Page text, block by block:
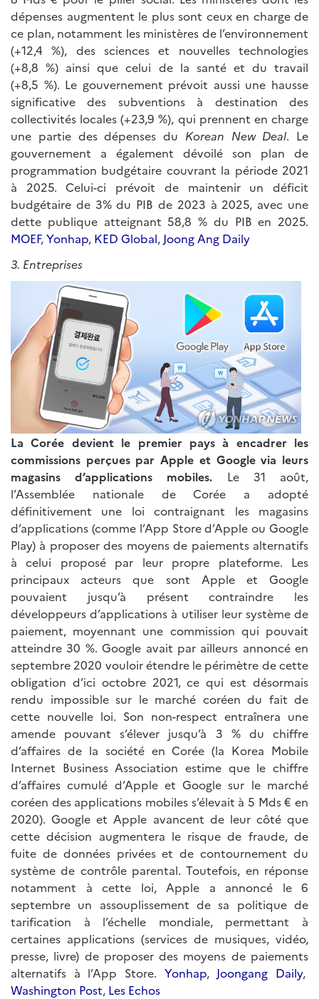
dépenses augmentent le plus sont ceux en charge de
ce plan, notamment les ministères de l’environnement
(+12,4 %), des sciences et nouvelles technologies
(+8,8 %) ainsi que celui de la santé et du travail
(+8,5 %). Le gouvernement prévoit aussi une hausse
significative des subventions à destination des
collectivités locales (+23,9 %), qui prennent en charge
une partie des dépenses du Korean New Deal. Le
gouvernement a également dévoilé son plan de
programmation budgétaire couvrant la période 2021
à 2025. Celui-ci prévoit de maintenir un déficit
budgétaire de 3% du PIB de 2023 à 2025, avec une
dette publique atteignant 58,8 % du PIB en 2025.
MOEF,Yonhap, KED Global, Joong Ang Daily
3. Entreprises
La Corée devient le premier pays à encadrer les
commissions perçues par Apple et Google via leurs
magasins d’applications mobiles. Le 31 août,
l’Assemblée nationale de Corée a adopté
définitivement une loi contraignant les magasins
d’applications (comme l’App Store d’Apple ou Google
Play) à proposer des moyens de paiements alternatifs
à celui proposé par leur propre plateforme. Les
principaux acteurs que sont Apple et Google
pouvaient jusqu’à présent contraindre les
développeurs d’applications à utiliser leur système de
paiement, moyennant une commission qui pouvait
atteindre 30 %. Google avait par ailleurs annoncé en
septembre 2020 vouloir étendre le périmètre de cette
obligation d’ici octobre 2021, ce qui est désormais
rendu impossible sur le marché coréen du fait de
cette nouvelle loi. Son non-respect entraînera une
amende pouvant s’élever jusqu’à 3 % du chiffre
d’affaires de la société en Corée (la Korea Mobile
Internet Business Association estime que le chiffre
d’affaires cumulé d’Apple et Google sur le marché
coréen des applications mobiles s’élevait à 5 Mds € en
2020). Google et Apple avancent de leur côté que
cette décision augmentera le risque de fraude, de
fuite de données privées et de contournement du
système de contrôle parental. Toutefois, en réponse
notamment à cette loi, Apple a annoncé le 6
septembre un assouplissement de sa politique de
tarification à l’échelle mondiale, permettant à
certaines applications (services de musiques, vidéo,
presse, livre) de proposer des moyens de paiements
alternatifs à l’App Store. Yonhap, Joongang Daily,
Washington Post, Les Echos